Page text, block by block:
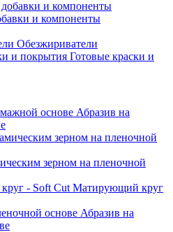
и компоненты
Обезжириватели
Готовые краски и
Абразив на
зерном на пленочной
Матирующий круг
Абразив на